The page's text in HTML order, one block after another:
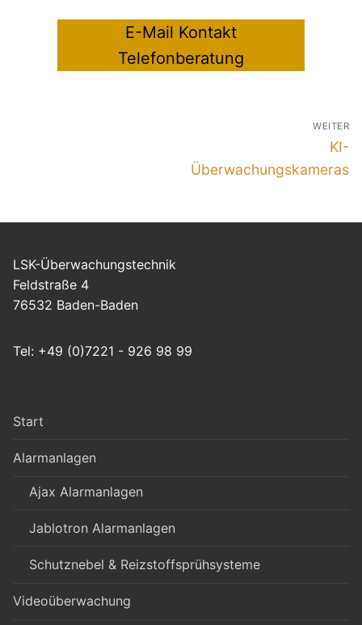
E-Mail Kontakt
Telefonberatung
WEITER
KI-
Überwachungskameras
LSK-Überwachungstechnik
Feldstraße 4
76532 Baden-Baden
Tel: +49 (0)7221 - 926 98 99
Start
Alarmanlagen
Ajax Alarmanlagen
Jablotron Alarmanlagen
Schutznebel & Reizstoffsprühsysteme
Videoüberwachung